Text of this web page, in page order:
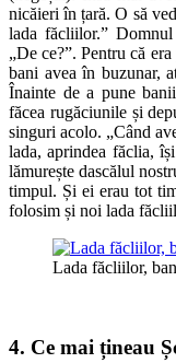
nicăieri în țară. O să
lada făcliilor.”
„De ce?”. Pentru că
bani avea în buzunar,
Înainte de a pune
făcea rugăciunile și
singuri acolo. „Când
lada, aprindea făclia,
lămurește dascălul
timpul. Și ei erau tot
folosim și noi lada
Lada făcliilor,
4. Ce mai țineau